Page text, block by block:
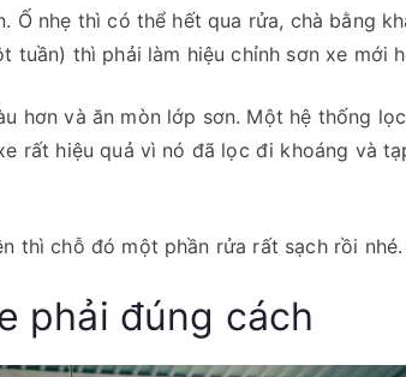
Ố nhẹ thì có thể hết qua rửa, chà bằng
tuần) thì phải làm hiệu chỉnh sơn xe mới
hơn và ăn mòn lớp sơn. Một hệ thống
rất hiệu quả vì nó đã lọc đi khoáng và
thì chỗ đó một phần rửa rất sạch rồi nhé.
phải đúng cách